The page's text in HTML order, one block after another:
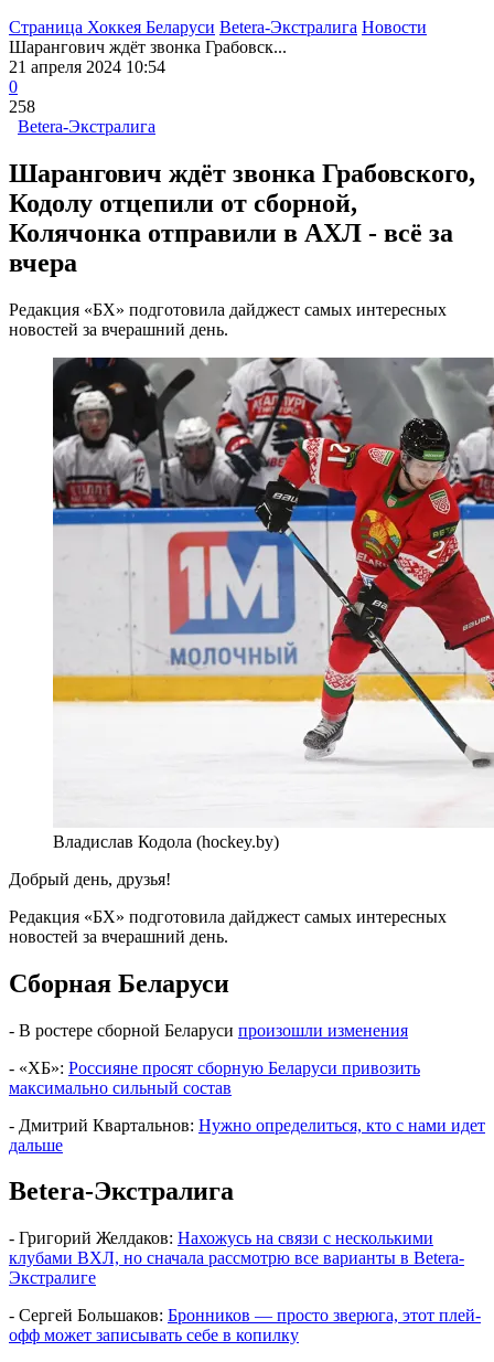
Страница Хоккея Беларуси Betera-Экстралига Новости
Шарангович ждёт звонка Грабовск...
21 апреля 2024 10:54
0
258
Betera-Экстралига
Шарангович ждёт звонка Грабовского,
Кодолу отцепили от сборной,
Колячонка отправили в АХЛ - всё за
вчера
Редакция «БХ» подготовила дайджест самых интересных
новостей за вчерашний день.
Владислав Кодола (hockey.by)
Добрый день, друзья!
Редакция «БХ» подготовила дайджест самых интересных
новостей за вчерашний день.
Сборная Беларуси
- В ростере сборной Беларуси произошли изменения
- «ХБ»: Россияне просят сборную Беларуси привозить
максимально сильный состав
- Дмитрий Квартальнов: Нужно определиться, кто с нами идет
дальше
Betera-Экстралига
- Григорий Желдаков: Нахожусь на связи с несколькими
клубами ВХЛ, но сначала рассмотрю все варианты в Betera-
Экстралиге
- Сергей Большаков: Бронников — просто зверюга, этот плей-
офф может записывать себе в копилку